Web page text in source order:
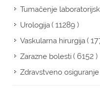
Tumačenje
Urologija( 11289 )
Vaskularna hirurgija(
Zarazne bolesti( 6152 )
Zdravstveno osiguranje